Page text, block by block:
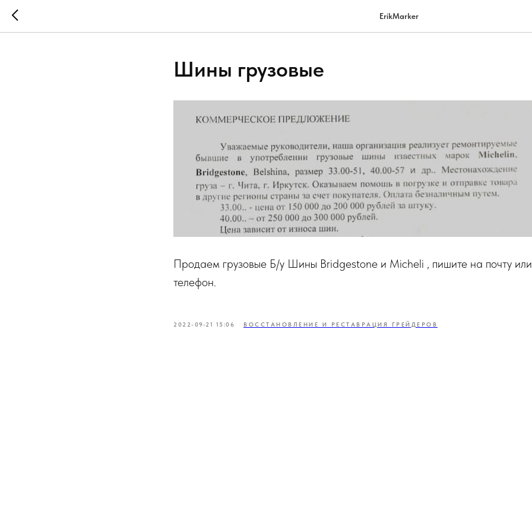
ErikMarker
Шины грузовые
Продаем грузовые Б/у Шины Bridgestone и Micheli , пишите на почту
телефон.
2022-09-21 15:06 ВОССТАНОВЛЕНИЕ И РЕСТАВРАЦИЯ ГРЕЙДЕРОВ